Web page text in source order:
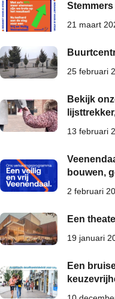
21 maart
25 februari
Bekijk
13 februari
bouwen,
2 februari
Een
19 januari
Een